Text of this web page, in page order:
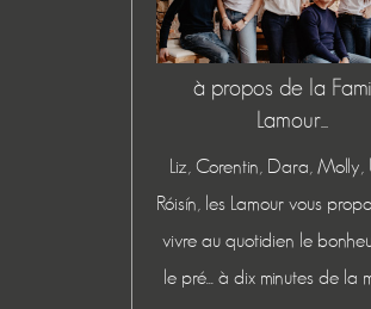
à propos de la
Lamour...
Liz, Corentin, Dara, Molly,
Róisín, les Lamour vous
vivre au quotidien le
le pré... à dix minutes de la